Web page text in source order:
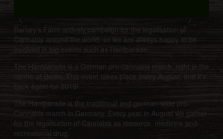
Barney’s Farm actively campaign for the legalisation of
Cannabis around the world, so we are always happy to be
involved in big events such as Hanfparade.
The Hanfparade is a German pro-cannabis march, right in the
centre of Berlin. This event takes place every August, and it's
back again for 2019!
The Hanfparade is the traditional and german-wide pro-
Cannabis march in Germany. Every year in August we gather
for the legalisation of Cannabis as resource, medicine and
recreational drug.